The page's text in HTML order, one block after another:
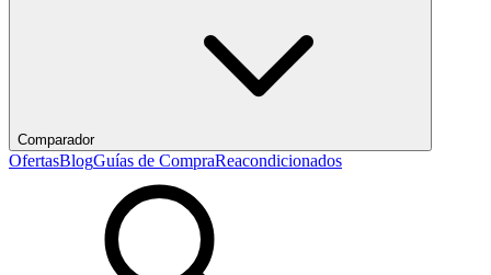
Comparador
OfertasBlogGuías de CompraReacondicionados